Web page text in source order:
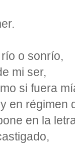
o sonrío,
mi ser,
si fuera
en régimen
en la